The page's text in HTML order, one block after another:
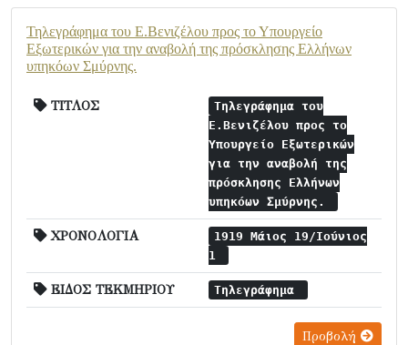
Τηλεγράφημα του Ε.Βενιζέλου προς το Υπουργείο
Εξωτερικών για την αναβολή της πρόσκλησης Ελλήνων
υπηκόων Σμύρνης.
ΤΙΤΛΟΣ
Τηλεγράφημα του
Ε.Βενιζέλου προς το
Υπουργείο Εξωτερικών
για την αναβολή της
πρόσκλησης Ελλήνων
υπηκόων Σμύρνης.
ΧΡΟΝΟΛΟΓΙΑ
1919 Μάιος 19/Ιούνιος
1
ΕΙΔΟΣ ΤΕΚΜΗΡΙΟΥ Τηλεγράφημα
Προβολή